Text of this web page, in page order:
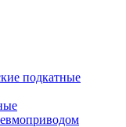
подкатные